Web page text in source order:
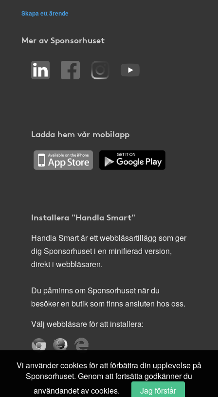
Skapa ett ärende
Mer av Sponsorhuset
Ladda hem vår mobilapp
Installera "Handla Smart"
Handla Smart är ett webbläsartillägg som ger
dig Sponsorhuset i en minifierad version,
direkt i webbläsaren.
Du påminns om Sponsorhuset när du
besöker en butik som finns ansluten hos oss.
Välj webbläsare för att installera:
Vi använder cookies för att förbättra din upplevelse på
Sponsorhuset. Genom att fortsätta godkänner du
användandet av cookies.
Jag förstår